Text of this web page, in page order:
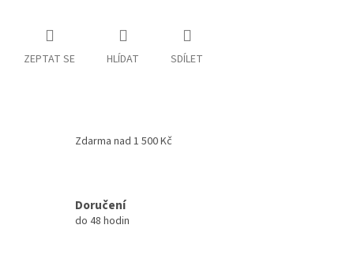
ZEPTAT SE HLÍDAT SDÍLET
Zdarma nad 1 500 Kč
Doručení
do 48 hodin